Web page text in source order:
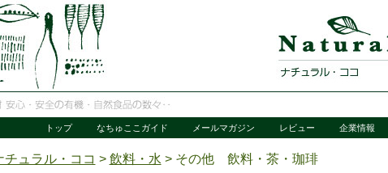
トップ なちゅここガイド メールマガジン レビュー 企業情報
チュラル・ココ > 飲料・水 > その他 飲料・茶・珈琲